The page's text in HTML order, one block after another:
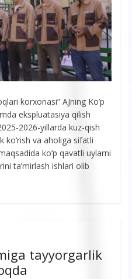
korxonasi” AJning Ko’p
ekspluatasiya qilish
2026-yillarda kuz-qish
ko‘rish va aholiga sifatli
ko‘p qavatli uylarni
ta’mirlash ishlari olib
tayyorgarlik